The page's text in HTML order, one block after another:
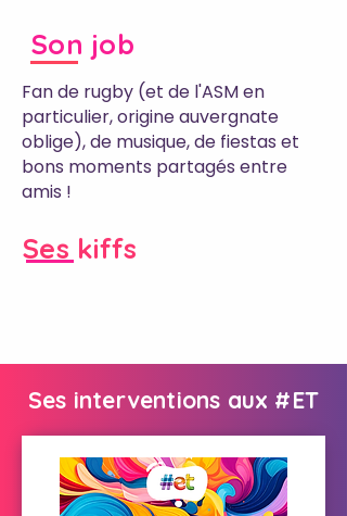
Son job
Fan de rugby (et de l'ASM en
particulier, origine auvergnate
oblige), de musique, de fiestas et
bons moments partagés entre
amis !
Ses kiffs
Ses interventions aux #ET